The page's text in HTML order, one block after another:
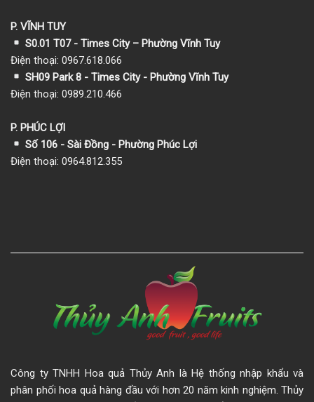
P. VĨNH TUY
S0.01 T07 - Times City – Phường Vĩnh Tuy
Điện thoại: 0967.618.066
SH09 Park 8 - Times City - Phường Vĩnh Tuy
Điện thoại: 0989.210.466
P. PHÚC LỢI
Số 106 - Sài Đồng - Phường Phúc Lợi
Điện thoại: 0964.812.355
Công ty TNHH Hoa quả Thủy Anh là Hệ thống nhập khẩu và
phân phối hoa quả hàng đầu với hơn 20 năm kinh nghiệm. Thủy